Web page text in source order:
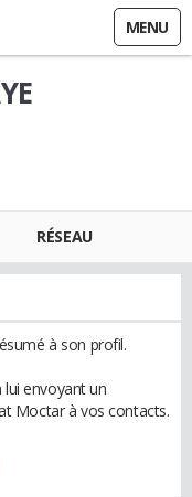
MENU
RÉSEAU
à son profil.
lui envoyant un
Moctar à vos contacts.